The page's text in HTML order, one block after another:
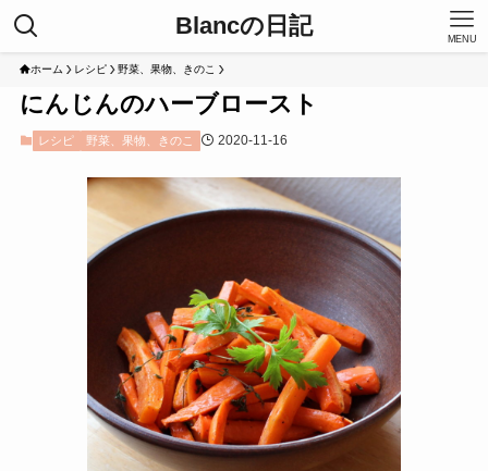
Blancの日記 MENU
ホーム レシピ 野菜、果物、きのこ
にんじんのハーブロースト
レシピ 野菜、果物、きのこ 2020-11-16